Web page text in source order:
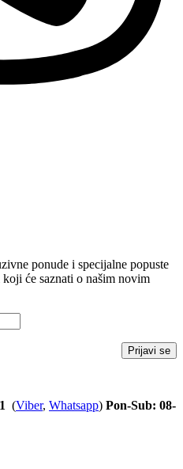
ponude i specijalne popuste
će saznati o našim novim
(Viber, Whatsapp) Pon-Sub: 08-